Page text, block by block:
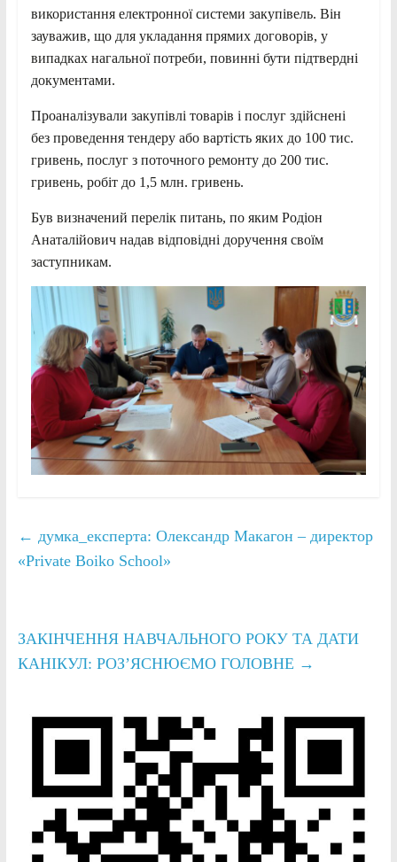
використання електронної системи закупівель. Він
зауважив, що для укладання прямих договорів, у
випадках нагальної потреби, повинні бути підтвердні
документами.
Проаналізували закупівлі товарів і послуг здійснені
без проведення тендеру або вартість яких до 100 тис.
гривень, послуг з поточного ремонту до 200 тис.
гривень, робіт до 1,5 млн. гривень.
Був визначений перелік питань, по яким Родіон
Анаталійович надав відповідні доручення своїм
заступникам.
← думка_експерта: Олександр Макагон – директор
«Private Boiko School»
ЗАКІНЧЕННЯ НАВЧАЛЬНОГО РОКУ ТА ДАТИ
КАНІКУЛ: РОЗʼЯСНЮЄМО ГОЛОВНЕ →